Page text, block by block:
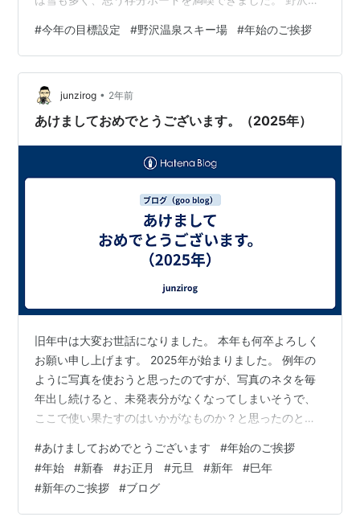
せていただけたので、 ２０２５年もまた気持ち新たに全
力で治療に当たらせていただきます。 さて、皆さまは今
年の目標は立てられたでしょうか？ 私は、仕事とプライ
ベートでの「人生でやりたいリスト」を３年ほど前に立
てたので、それを毎年１つから２つその年の目標に入れ
#今年の目標設定 #野沢温泉スキー場 #年始のご挨拶
junzirog • 2年前
あけましておめでとうございます。（2025年）
旧年中は大変お世話になりました。 本年も何卒よろしく
お願い申し上げます。 2025年が始まりました。 例年の
ように写真を使おうと思ったのですが、写真のネタを毎
年出し続けると、未発表分がなくなってしまいそうで、
ここで使い果たすのはいかがなものか？と思ったのと、
お祝いも言っていられない気分もあります。 また世界に
目を向けると、シリアの解放がありましたが、ガザやウ
クライナは未だ戦禍の中です。 今年は、これらも含め世
界中の災いが少しでも良い方向へ向かい、一人でも多く
#あけましておめでとうございます #年始のご挨拶
#年始 #新春 #お正月 #元旦 #新年 #巳年
#新年のご挨拶 #ブログ